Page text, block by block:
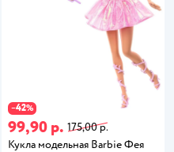
−42%
99,90 р. 175,00 р.
Кукла модельная Barbie Фея